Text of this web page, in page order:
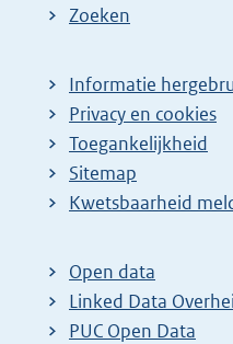
Zoeken
Informatie
Privacy en cookies
Toegankelijkheid
Sitemap
E
t
e
r
Kwetsbaarheid
Open data
Linked Data
PUC Open Data